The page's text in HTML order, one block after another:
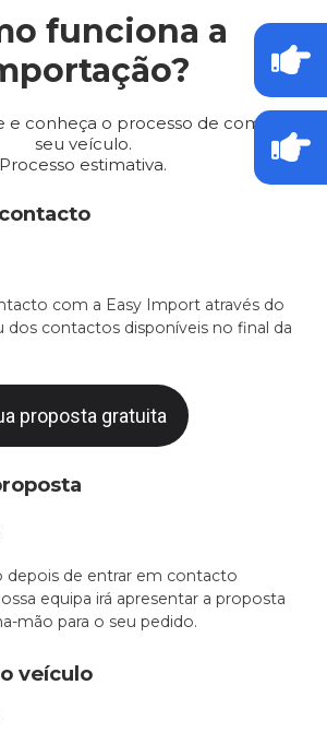
funciona a
e conheça o processo de compra do
seu veículo.
Processo estimativa.
com a Easy Import através do
dos contactos disponíveis no final da
proposta gratuita
de entrar em contacto
equipa irá apresentar a proposta
mão para o seu pedido.
veículo